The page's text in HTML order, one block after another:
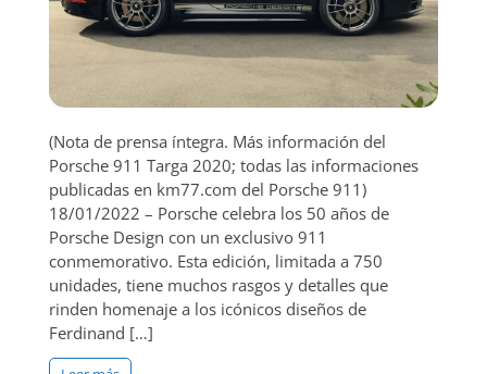
(Nota de prensa íntegra. Más información del
Porsche 911 Targa 2020; todas las informaciones
publicadas en km77.com del Porsche 911)
18/01/2022 – Porsche celebra los 50 años de
Porsche Design con un exclusivo 911
conmemorativo. Esta edición, limitada a 750
unidades, tiene muchos rasgos y detalles que
rinden homenaje a los icónicos diseños de
Ferdinand […]